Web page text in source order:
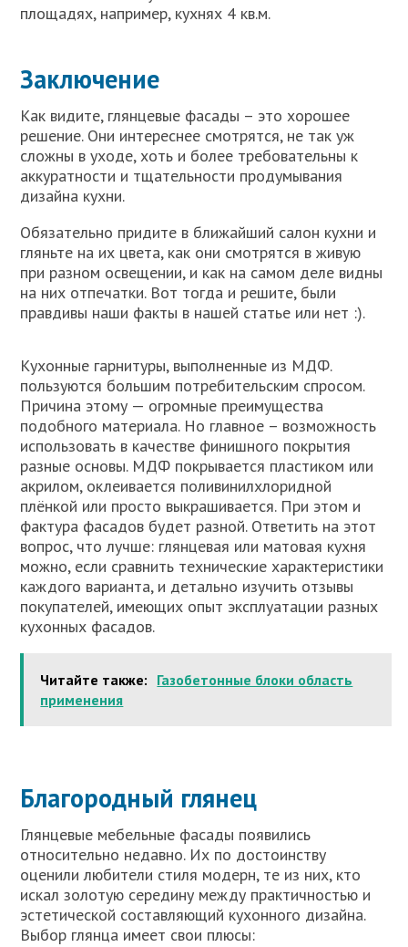
площадях, например, кухнях 4 кв.м.
Заключение
Как видите, глянцевые фасады – это хорошее
решение. Они интереснее смотрятся, не так уж
сложны в уходе, хоть и более требовательны к
аккуратности и тщательности продумывания
дизайна кухни.
Обязательно придите в ближайший салон кухни и
гляньте на их цвета, как они смотрятся в живую
при разном освещении, и как на самом деле видны
на них отпечатки. Вот тогда и решите, были
правдивы наши факты в нашей статье или нет :).
Кухонные гарнитуры, выполненные из МДФ.
пользуются большим потребительским спросом.
Причина этому — огромные преимущества
подобного материала. Но главное – возможность
использовать в качестве финишного покрытия
разные основы. МДФ покрывается пластиком или
акрилом, оклеивается поливинилхлоридной
плёнкой или просто выкрашивается. При этом и
фактура фасадов будет разной. Ответить на этот
вопрос, что лучше: глянцевая или матовая кухня
можно, если сравнить технические характеристики
каждого варианта, и детально изучить отзывы
покупателей, имеющих опыт эксплуатации разных
кухонных фасадов.
Читайте также: Газобетонные блоки область
применения
Благородный глянец
Глянцевые мебельные фасады появились
относительно недавно. Их по достоинству
оценили любители стиля модерн, те из них, кто
искал золотую середину между практичностью и
эстетической составляющий кухонного дизайна.
Выбор глянца имеет свои плюсы: